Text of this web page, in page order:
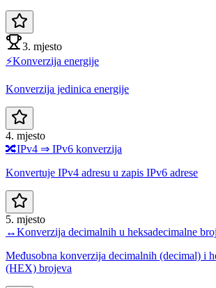
3. mjesto
⚡Konverzija energije
Konverzija jedinica energije
4. mjesto
🔀IPv4 ⇒ IPv6 konverzija
Konvertuje IPv4 adresu u zapis IPv6 adrese
5. mjesto
↔️Konverzija decimalnih u heksadecimalne
Međusobna konverzija decimalnih (decimal) i
(HEX) brojeva